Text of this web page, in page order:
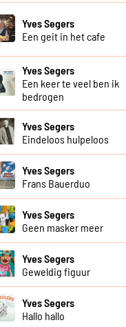
Yves Segers
Een geit in het cafe
Yves Segers
Een keer te veel ben ik
bedrogen
Yves Segers
Eindeloos hulpeloos
Yves Segers
Frans Bauerduo
Yves Segers
Geen masker meer
Yves Segers
Geweldig figuur
Yves Segers
Hallo hallo